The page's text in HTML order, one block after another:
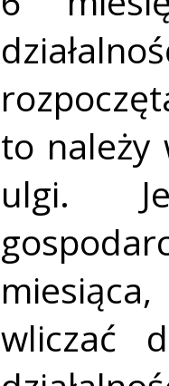
to należy
ulgi.
wliczać